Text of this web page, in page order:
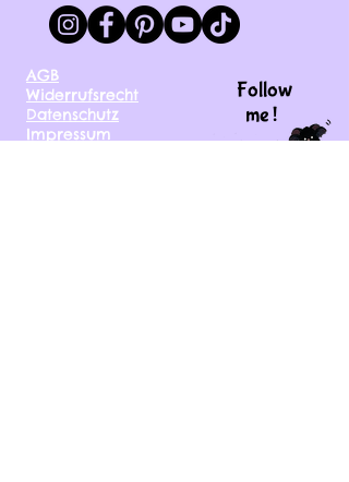
AGB
Widerrufsrecht
Datenschutz
Impressum
Follow
me !